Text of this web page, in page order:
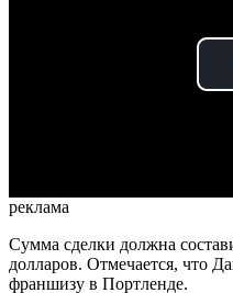
реклама
Сумма сделки должна
долларов. Отмечается, что
франшизу в Портленде.